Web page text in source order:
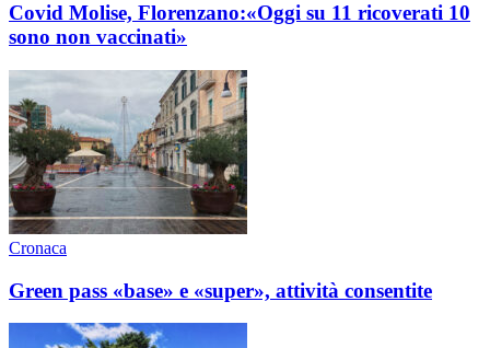
Covid Molise, Florenzano:«Oggi su 11 ricoverati 10
sono non vaccinati»
Cronaca
Green pass «base» e «super», attività consentite